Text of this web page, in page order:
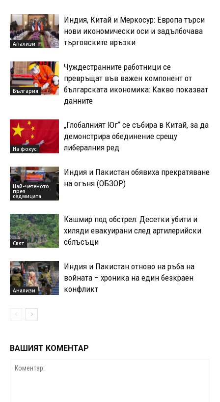
Анализи
Индия, Китай и Меркосур: Европа търси
нови икономически оси и задълбочава
търговските връзки
България
Чуждестранните работници се
превръщат във важен компонент от
българската икономика: Какво показват
данните
На фокус
„Глобалният Юг“ се събира в Китай, за да
демонстрира обединение срещу
либералния ред
Най-четеното
през
седмицата
Индия и Пакистан обявиха прекратяване
на огъня (ОБЗОР)
Свят
Кашмир под обстрел: Десетки убити и
хиляди евакуирани след артилерийски
сблъсъци
Анализи
Индия и Пакистан отново на ръба на
войната – хроника на един безкраен
конфликт
ВАШИЯТ КОМЕНТАР